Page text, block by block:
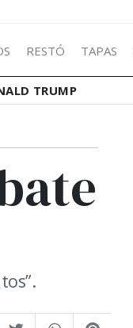
RESTÓ TAPAS
TRUMP